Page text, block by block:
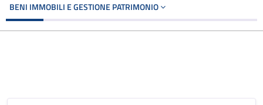
BENI IMMOBILI E GESTIONE PATRIMONIO